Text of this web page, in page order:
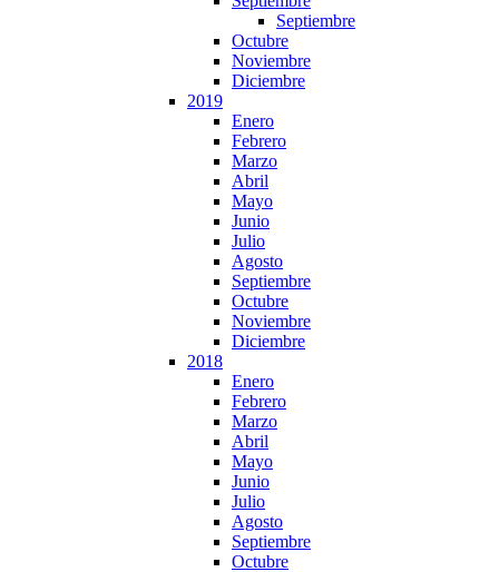
Septiembre
Octubre
Noviembre
Diciembre
2019
Enero
Febrero
Marzo
Abril
Mayo
Junio
Julio
Agosto
Septiembre
Octubre
Noviembre
Diciembre
2018
Enero
Febrero
Marzo
Abril
Mayo
Junio
Julio
Agosto
Septiembre
Octubre